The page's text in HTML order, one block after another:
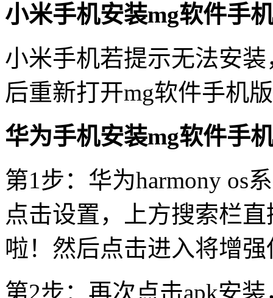
小米手机安装mg软件手
小米手机若提示无法安
后重新打开mg软件手机
华为手机安装mg软件手
第1步：华为harmony os
点击设置，上方搜索栏
啦！然后点击进入将增
第2步：再次点击apk安